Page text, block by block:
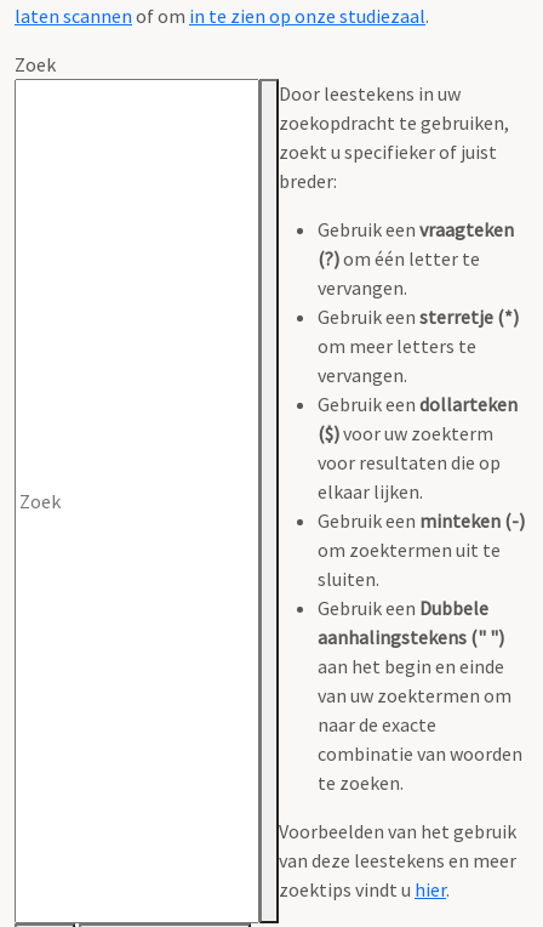
laten scannen of om in te zien op onze studiezaal.
Zoek
Door leestekens in uw
zoekopdracht te gebruiken,
zoekt u specifieker of juist
breder:
Gebruik een vraagteken
(?)om één letter te
vervangen.
Gebruik een sterretje (*)
om meer letters te
vervangen.
Gebruik een dollarteken
($)voor uw zoekterm
voor resultaten die op
elkaar lijken.
Gebruik een minteken (-)
om zoektermen uit te
sluiten.
Gebruik een Dubbele
aanhalingstekens (" ")
aan het begin en einde
van uw zoektermen om
naar de exacte
combinatie van woorden
te zoeken.
Voorbeelden van het gebruik
van deze leestekens en meer
zoektips vindt u hier.